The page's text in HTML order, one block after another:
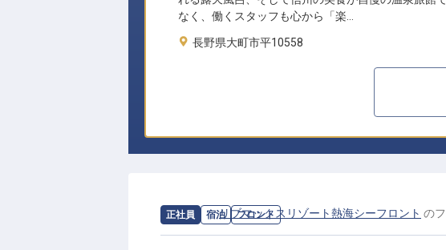
なく、働くスタッフも心から「楽…
長野県大町市平10558
正社員 宿泊 フロント
求人情報：リブマックスリゾート熱海シーフロント の